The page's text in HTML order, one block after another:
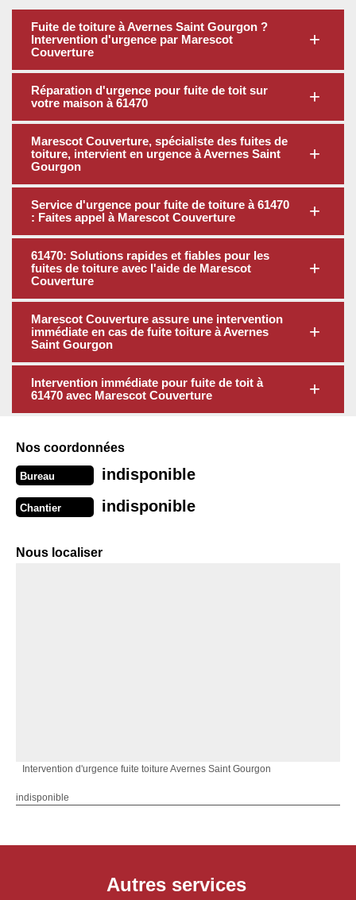
Fuite de toiture à Avernes Saint Gourgon ?
Intervention d'urgence par Marescot
Couverture
Réparation d'urgence pour fuite de toit sur
votre maison à 61470
Marescot Couverture, spécialiste des fuites de
toiture, intervient en urgence à Avernes Saint
Gourgon
Service d'urgence pour fuite de toiture à 61470
: Faites appel à Marescot Couverture
61470: Solutions rapides et fiables pour les
fuites de toiture avec l'aide de Marescot
Couverture
Marescot Couverture assure une intervention
immédiate en cas de fuite toiture à Avernes
Saint Gourgon
Intervention immédiate pour fuite de toit à
61470 avec Marescot Couverture
Nos coordonnées
Bureau indisponible
Chantier indisponible
Nous localiser
Intervention d'urgence fuite toiture Avernes Saint Gourgon
indisponible
Autres services